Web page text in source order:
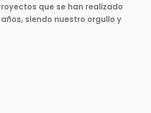
que se han realizado
siendo nuestro orgullo y